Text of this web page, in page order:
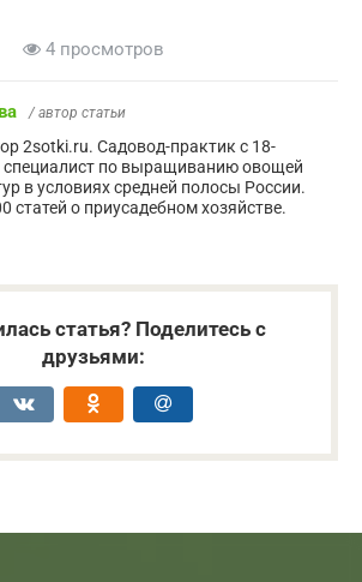
4 просмотров
/ автор статьи
2sotki.ru. Садовод-практик с 18-
по выращиванию овощей
в условиях средней полосы России.
статей о приусадебном хозяйстве.
статья? Поделитесь с
друзьями: